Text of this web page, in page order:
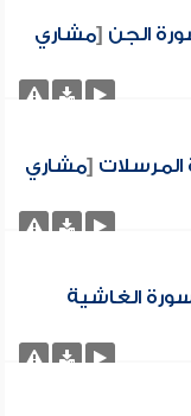
الجن [مشاري
[مشاري
الغاشية